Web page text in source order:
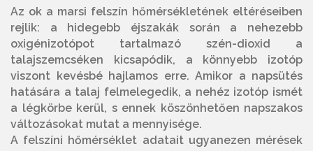
Az ok a marsi felszín hőmérsékletének eltéréseiben
rejlik: a hidegebb éjszakák során a nehezebb
oxigénizotópot tartalmazó szén-dioxid a
talajszemcséken kicsapódik, a könnyebb izotóp
viszont kevésbé hajlamos erre. Amikor a napsütés
hatására a talaj felmelegedik, a nehéz izotóp ismét
a légkörbe kerül, s ennek köszönhetően napszakos
változásokat mutat a mennyisége.
A felszíni hőmérséklet adatait ugyanezen mérések